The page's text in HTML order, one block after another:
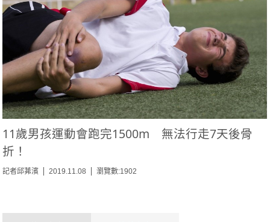
11歲男孩運動會跑完1500m 無法行走7天後骨
折！
記者邱茀濱 2019.11.08 瀏覽數:1902